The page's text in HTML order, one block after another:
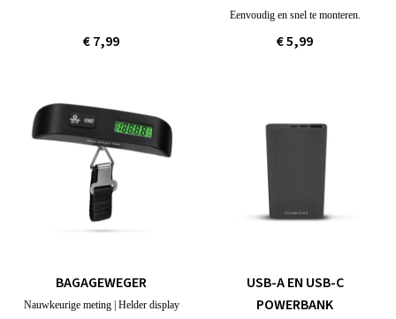
€ 7,99
Eenvoudig en snel te monteren.
€ 5,99
BAGAGEWEGER
Nauwkeurige meting | Helder display
USB-A EN USB-C
POWERBANK